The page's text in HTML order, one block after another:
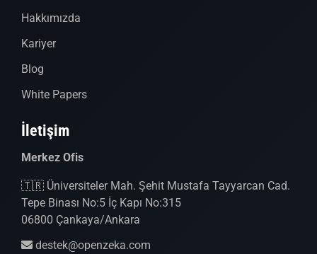
Hakkımızda
Kariyer
Blog
White Papers
İletişim
Merkez Ofis
🇹🇷 Üniversiteler Mah. Şehit Mustafa Tayyarcan Cad.
Tepe Binası No:5 İç Kapı No:315
06800 Çankaya/Ankara
destek@openzeka.com